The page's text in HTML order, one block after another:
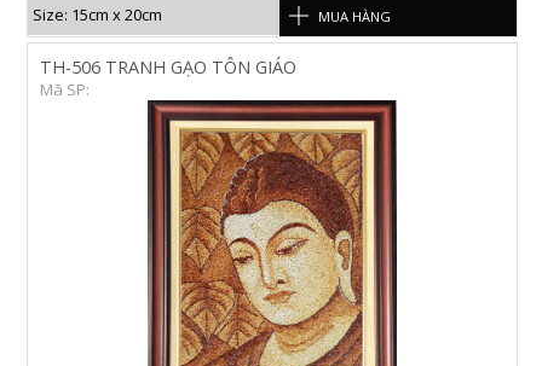
Size: 15cm x 20cm MUA HÀNG
TH-506 TRANH GẠO TÔN GIÁO
Mã SP: